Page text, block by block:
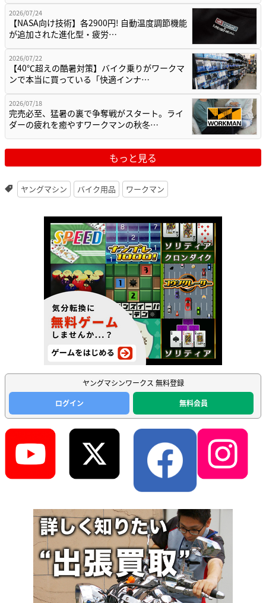
2026/07/24
【NASA向け技術】各2900円! 自動温度調節機能
が追加された進化型・疲労…
2026/07/22
【40℃超えの酷暑対策】バイク乗りがワークマ
ンで本当に買っている「快適インナ…
2026/07/18
完売必至、猛暑の裏で争奪戦がスタート。ライ
ダーの疲れを癒やすワークマンの秋冬…
もっと見る
ヤングマシン バイク用品 ワークマン
ヤングマシンワークス 無料登録
ログイン
無料会員